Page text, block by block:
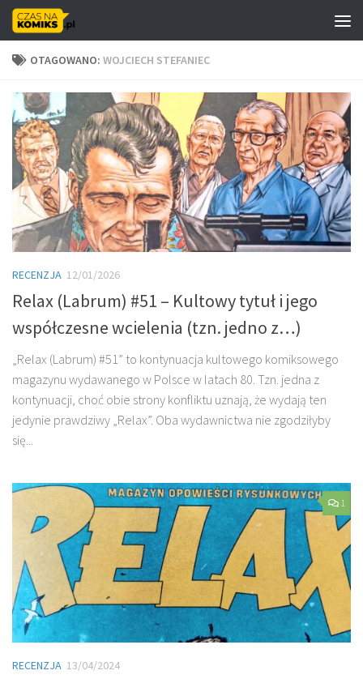
Skip to content
OTAGOWANO: WOJCIECH STEFANIEC
RECENZJA 12/01/2026
Relax (Labrum) #51 – Kultowy tytuł i jego
współczesne wcielenia (tzn. jedno z…)
„Relax (Labrum) #51” to kontynuacja kultowego komiksowego
magazynu wydawanego w Polsce w latach 80. Tzn. jedna z
kontynuacji, choć obie strony konfliktu uznają, że wydają ten
jedynie prawdziwy „Relax”. Oba wydawnictwa nie zgodziłyby
się...
1
RECENZJA 13/04/2024